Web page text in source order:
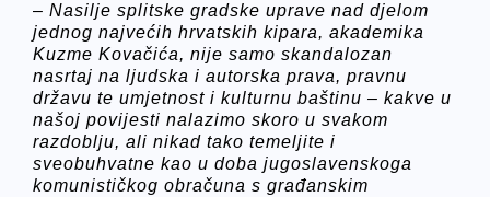
– Nasilje splitske gradske uprave nad djelom
jednog najvećih hrvatskih kipara, akademika
Kuzme Kovačića, nije samo skandalozan
nasrtaj na ljudska i autorska prava, pravnu
državu te umjetnost i kulturnu baštinu – kakve u
našoj povijesti nalazimo skoro u svakom
razdoblju, ali nikad tako temeljite i
sveobuhvatne kao u doba jugoslavenskoga
komunističkog obračuna s građanskim